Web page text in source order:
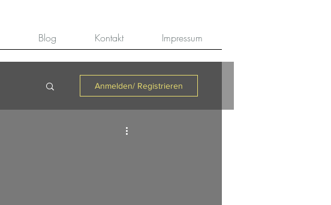
Blog Kontakt Impressum
Anmelden/ Registrieren